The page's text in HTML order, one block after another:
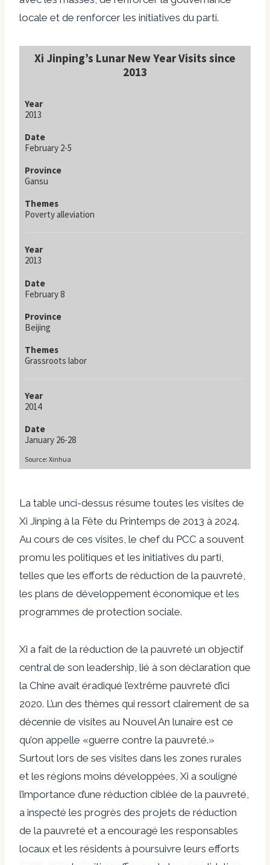
locale et de renforcer les initiatives du parti.
La table unci-dessus résume toutes les visites de
Xi Jinping à la Fête du Printemps de 2013 à 2024.
Au cours de ces visites, le chef du PCC a souvent
promu les politiques et les initiatives du parti,
telles que les efforts de réduction de la pauvreté,
les plans de développement économique et les
programmes de protection sociale.
Xi a fait de la réduction de la pauvreté un objectif
central de son leadership, lié à son déclaration que
la Chine avait éradiqué l’extrême pauvreté d’ici
2020. L’un des thèmes qui ressort clairement de sa
décennie de visites au Nouvel An lunaire est ce
qu’on appelle «guerre contre la pauvreté.»
Surtout lors de ses visites dans les zones rurales
et les régions moins développées, Xi a souligné
l’importance d’une réduction ciblée de la pauvreté,
a inspecté les progrès des projets de réduction
de la pauvreté et a encouragé les responsables
locaux et les résidents à poursuivre leurs efforts